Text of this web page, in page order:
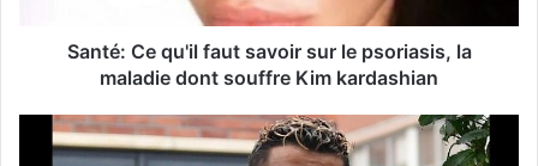
Santé: Ce qu'il faut savoir sur le psoriasis, la
maladie dont souffre Kim kardashian